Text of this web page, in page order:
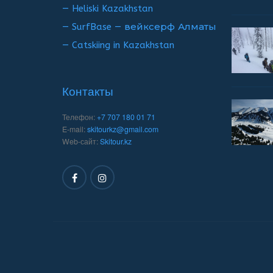
— Heliski Kazakhstan
— SurfBase — вейксерф Алматы
— Catskiing in Kazakhstan
Контакты
Телефон:+7 707 180 01 71
E-mail:skitourkz@gmail.com
Web-сайт:Skitour.kz